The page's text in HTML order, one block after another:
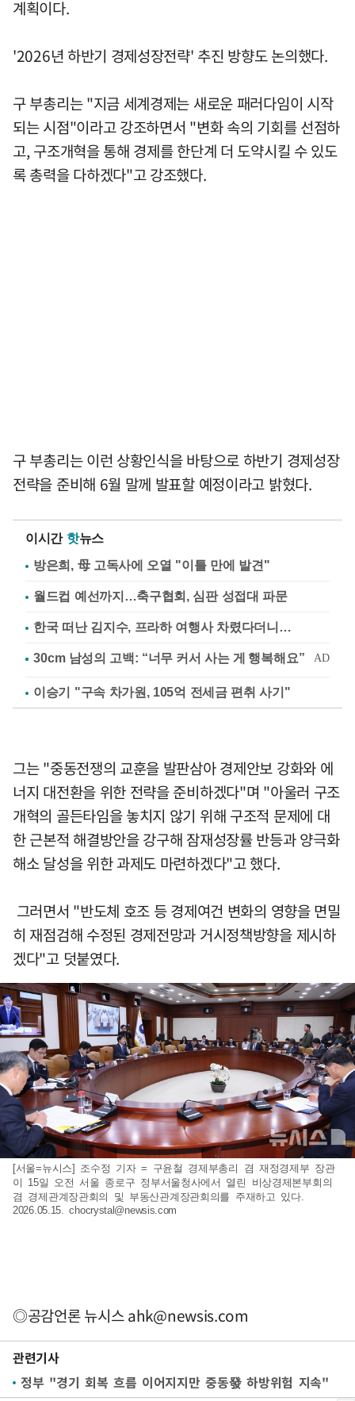
계획이다.
'2026년 하반기 경제성장전략' 추진 방향도 논의했다.
구 부총리는 "지금 세계경제는 새로운 패러다임이 시작
되는 시점"이라고 강조하면서 "변화 속의 기회를 선점하
고, 구조개혁을 통해 경제를 한단계 더 도약시킬 수 있도
록 총력을 다하겠다"고 강조했다.
구 부총리는 이런 상황인식을 바탕으로 하반기 경제성장
전략을 준비해 6월 말께 발표할 예정이라고 밝혔다.
이시간 핫뉴스
방은희, 母 고독사에 오열 "이틀 만에 발견"
월드컵 예선까지…축구협회, 심판 성접대 파문
한국 떠난 김지수, 프라하 여행사 차렸다더니…
이승기 "구속 차가원, 105억 전세금 편취 사기"
그는 "중동전쟁의 교훈을 발판삼아 경제안보 강화와 에
너지 대전환을 위한 전략을 준비하겠다"며 "아울러 구조
개혁의 골든타임을 놓치지 않기 위해 구조적 문제에 대
한 근본적 해결방안을 강구해 잠재성장률 반등과 양극화
해소 달성을 위한 과제도 마련하겠다"고 했다.
그러면서 "반도체 호조 등 경제여건 변화의 영향을 면밀
히 재점검해 수정된 경제전망과 거시정책방향을 제시하
겠다"고 덧붙였다.
[서울=뉴시스] 조수정 기자 = 구윤철 경제부총리 겸 재정경제부 장관
이 15일 오전 서울 종로구 정부서울청사에서 열린 비상경제본부회의
겸 경제관계장관회의 및 부동산관계장관회의를 주재하고 있다.
2026.05.15.chocrystal@newsis.com
◎공감언론 뉴시스ahk@newsis.com
관련기사
정부 "경기 회복 흐름 이어지지만 중동發 하방위험 지속"